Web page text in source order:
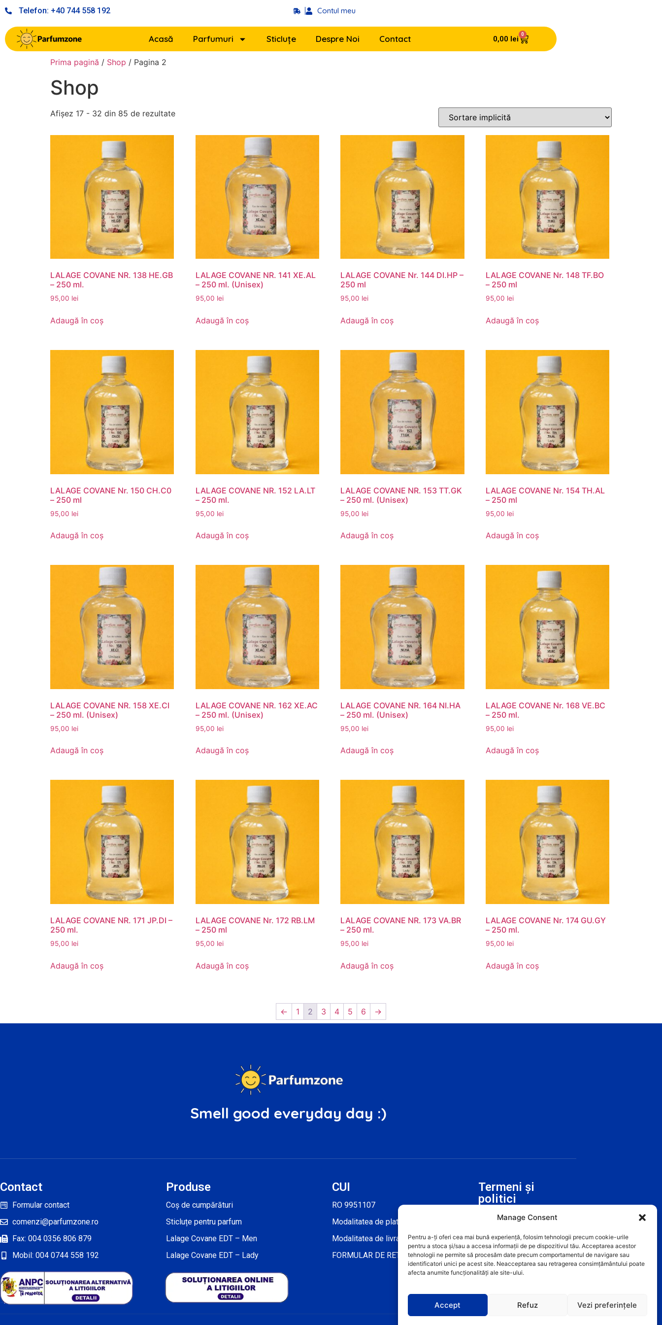
Manage Consent
Pentru a-ți oferi cea mai bună experiență, folosim tehnologii precum cookie-urile
pentru a stoca și/sau a accesa informații de pe dispozitivul tău. Acceptarea acestor
tehnologii ne permite să procesăm date precum comportamentul de navigare sau
identificatori unici pe acest site. Neacceptarea sau retragerea consimțământului poate
afecta anumite funcționalități ale site-ului.
Accept Refuz Vezi preferințele
Telefon: +40 744 558 192 Contul meu
Acasă Parfumuri Sticluțe Despre Noi Contact 0,00 lei 0
Prima pagină / Shop / Pagina 2
Shop
Afișez 17 - 32 din 85 de rezultate
LALAGE COVANE NR. 138 HE.GB
– 250 ml.
95,00 lei
Adaugă în coș
LALAGE COVANE NR. 141 XE.AL
– 250 ml. (Unisex)
95,00 lei
Adaugă în coș
LALAGE COVANE Nr. 144 DI.HP –
250 ml
95,00 lei
Adaugă în coș
LALAGE COVANE Nr. 148 TF.BO
– 250 ml
95,00 lei
Adaugă în coș
LALAGE COVANE Nr. 150 CH.C0
– 250 ml
95,00 lei
Adaugă în coș
LALAGE COVANE NR. 152 LA.LT
– 250 ml.
95,00 lei
Adaugă în coș
LALAGE COVANE NR. 153 TT.GK
– 250 ml. (Unisex)
95,00 lei
Adaugă în coș
LALAGE COVANE Nr. 154 TH.AL
– 250 ml
95,00 lei
Adaugă în coș
LALAGE COVANE NR. 158 XE.CI
– 250 ml. (Unisex)
95,00 lei
Adaugă în coș
LALAGE COVANE NR. 162 XE.AC
– 250 ml. (Unisex)
95,00 lei
Adaugă în coș
LALAGE COVANE NR. 164 NI.HA
– 250 ml. (Unisex)
95,00 lei
Adaugă în coș
LALAGE COVANE Nr. 168 VE.BC
– 250 ml.
95,00 lei
Adaugă în coș
LALAGE COVANE NR. 171 JP.DI –
250 ml.
95,00 lei
Adaugă în coș
LALAGE COVANE Nr. 172 RB.LM
– 250 ml
95,00 lei
Adaugă în coș
LALAGE COVANE NR. 173 VA.BR
– 250 ml.
95,00 lei
Adaugă în coș
LALAGE COVANE Nr. 174 GU.GY
– 250 ml.
95,00 lei
Adaugă în coș
← 1 2 3 4 5 6 →
Smell good everyday day :)
Contact
Formular contact
comenzi@parfumzone.ro
Fax: 004 0356 806 879
Mobil: 004 0744 558 192
Produse
Coș de cumpărături
Sticluțe pentru parfum
Lalage Covane EDT – Men
Lalage Covane EDT – Lady
CUI
RO 9951107
Modalitatea de plată
Modalitatea de livrare
FORMULAR DE RETRAGERE
Termeni și
politici
Termeni și Condiții
Politica cookie-urilor
Politica de confidențialitate